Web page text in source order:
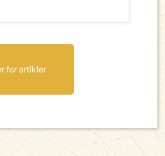
for artikler